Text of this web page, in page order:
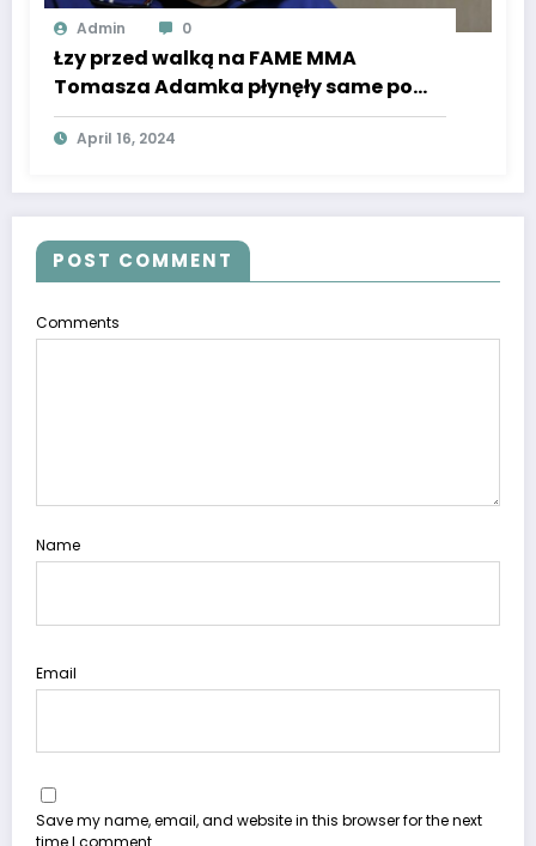
Admin 0
Łzy przed walką na FAME MMA
Tomasza Adamka płynęły same po
jego wzruszającym wyznaniu.
April 16, 2024
POST COMMENT
Comments
Name
Email
Save my name, email, and website in this browser for the next
time I comment.